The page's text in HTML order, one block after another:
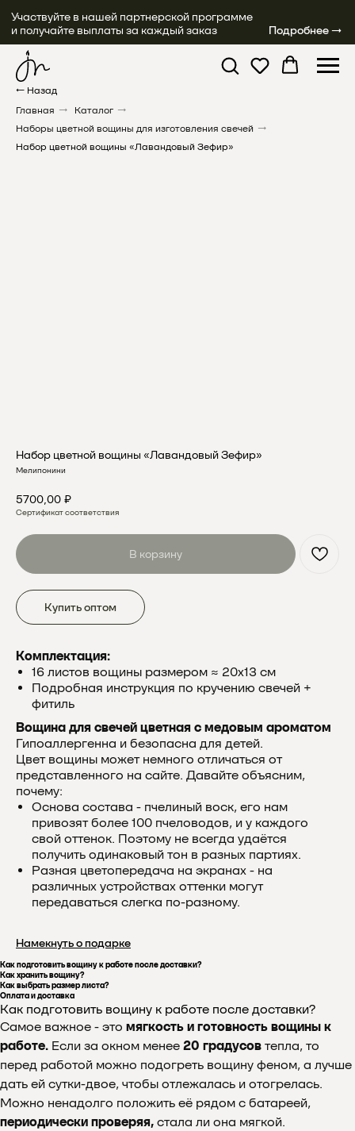
Участвуйте в нашей партнерской программе
и получайте выплаты за каждый заказ Подробнее →
← Назад
Главная → Каталог →
Наборы цветной вощины для изготовления свечей →
Набор цветной вощины «Лавандовый Зефир»
Набор цветной вощины «Лавандовый Зефир»
Мелипонини
5700,00 ₽
Сертификат соответствия
В корзину
Купить оптом
Комплектация:
16 листов вощины размером ≈ 20х13 см
Подробная инструкция по кручению свечей +
фитиль
Вощина для свечей цветная с медовым ароматом
Гипоаллергенна и безопасна для детей.
Цвет вощины может немного отличаться от
представленного на сайте. Давайте объясним,
почему:
Основа состава - пчелиный воск, его нам
привозят более 100 пчеловодов, и у каждого
свой оттенок. Поэтому не всегда удаётся
получить одинаковый тон в разных партиях.
Разная цветопередача на экранах - на
различных устройствах оттенки могут
передаваться слегка по-разному.
Намекнуть о подарке
Как подготовить вощину к работе после доставки?
Как хранить вощину?
Как выбрать размер листа?
Оплата и доставка
Как подготовить вощину к работе после доставки?
Самое важное - это мягкость и готовность вощины к
работе. Если за окном менее 20 градусов тепла, то
перед работой можно подогреть вощину феном, а лучше
дать ей сутки-двое, чтобы отлежалась и отогрелась.
Можно ненадолго положить её рядом с батареей,
периодически проверяя, стала ли она мягкой.